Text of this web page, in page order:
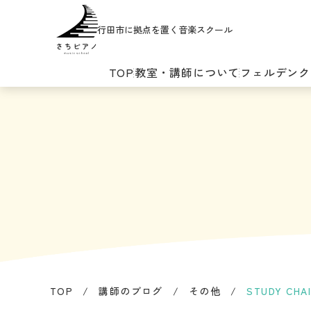
行田市に拠点を置く音楽スクール
TOP教室・講師についてフェルデン
TOP / 講師のブログ / その他 / STUDY